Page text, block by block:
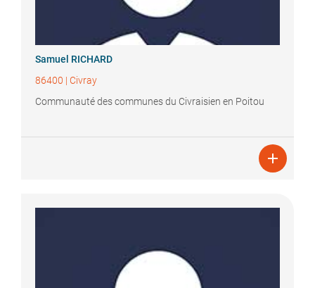
Samuel RICHARD
86400 | Civray
Communauté des communes du Civraisien en Poitou
